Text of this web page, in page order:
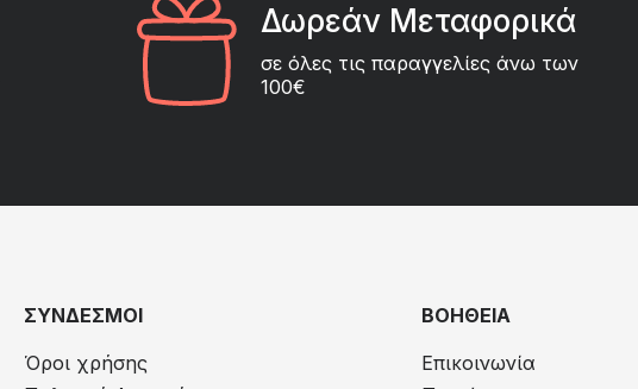
Δωρεάν Μεταφορικά
σε όλες τις παραγγελίες άνω των
100€
ΣΥΝΔΕΣΜΟΙ
Όροι χρήσης
ΒΟΗΘΕΙΑ
Επικοινωνία